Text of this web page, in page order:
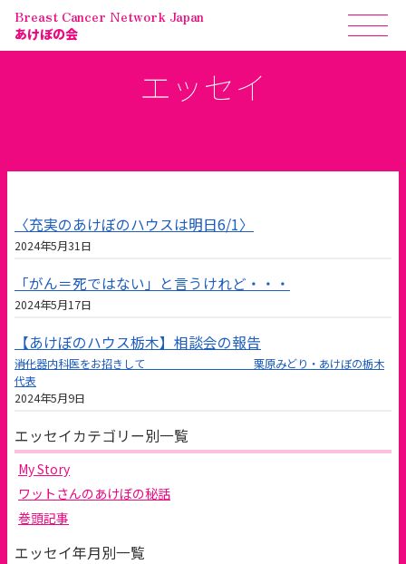
Breast Cancer Network Japan
あけぼの会
エッセイ
〈充実のあけぼのハウスは明日6/1〉
2024年5月31日
「がん＝死ではない」と言うけれど・・・
2024年5月17日
【あけぼのハウス栃木】相談会の報告
――消化器内科医をお招きして 栗原みどり・あけぼの栃木
代表
2024年5月9日
エッセイカテゴリー別一覧
My Story
ワットさんのあけぼの秘話
巻頭記事
エッセイ年月別一覧